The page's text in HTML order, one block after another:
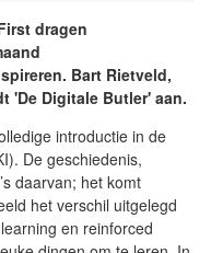
dragen
Bart Rietveld,
'De Digitale Butler' aan.
introductie in de
De geschiedenis,
daarvan; het komt
het verschil uitgelegd
en reinforced